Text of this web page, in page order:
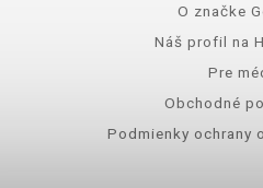
O značke
Náš profil na
Pre
Obchodné
Podmienky ochrany